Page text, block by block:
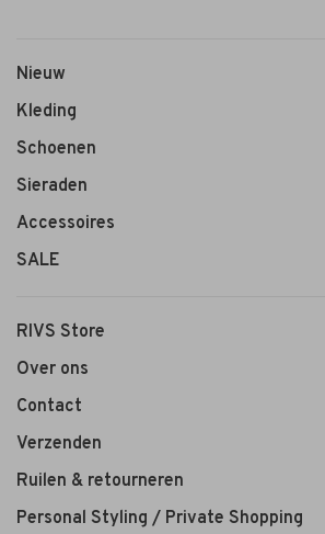
Nieuw
Kleding
Schoenen
Sieraden
Accessoires
SALE
RIVS Store
Over ons
Contact
Verzenden
Ruilen & retourneren
Personal Styling / Private Shopping